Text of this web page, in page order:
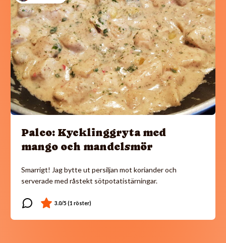
Paleo: Kycklinggryta med
mango och mandelsmör
Smarrigt! Jag bytte ut persiljan mot koriander och
serverade med råstekt sötpotatistärningar.